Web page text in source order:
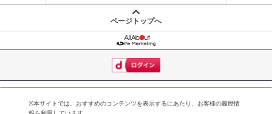
ページトップへ
※本サイトでは、おすすめのコンテンツを表示するにあたり、お客様の履歴情